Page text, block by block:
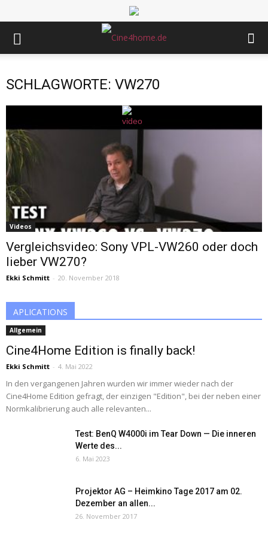
SCHLAGWORTE: VW270
Videos
Vergleichsvideo: Sony VPL-VW260 oder doch
lieber VW270?
Ekki Schmitt - 20. November 2018
APLICATIONS
Allgemein
Cine4Home Edition is finally back!
Ekki Schmitt - 4. Mai 2022
In den vergangenen Jahren wurden wir immer wieder nach der
Cine4Home Edition gefragt, der einzigen "Edition", bei der neben einer
Normkalibrierung auch alle relevanten...
Test: BenQ W4000i im Tear Down — Die inneren
Werte des...
6. Mai 2023
Projektor AG – Heimkino Tage 2017 am 02.
Dezember an allen...
26. November 2017